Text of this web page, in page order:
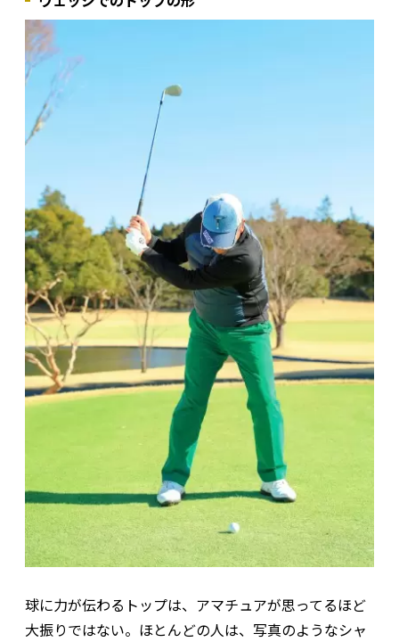
球に力が伝わるトップは、アマチュアが思ってるほど
大振りではない。ほとんどの人は、写真のようなシャ